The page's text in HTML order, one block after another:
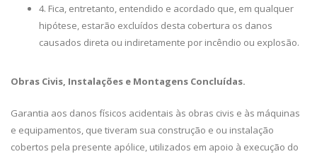
4. Fica, entretanto, entendido e acordado que, em qualquer
hipótese, estarão excluídos desta cobertura os danos
causados direta ou indiretamente por incêndio ou explosão.
Obras Civis, Instalações e Montagens Concluídas.
Garantia aos danos físicos acidentais às obras civis e às máquinas
e equipamentos, que tiveram sua construção e ou instalação
cobertos pela presente apólice, utilizados em apoio à execução do